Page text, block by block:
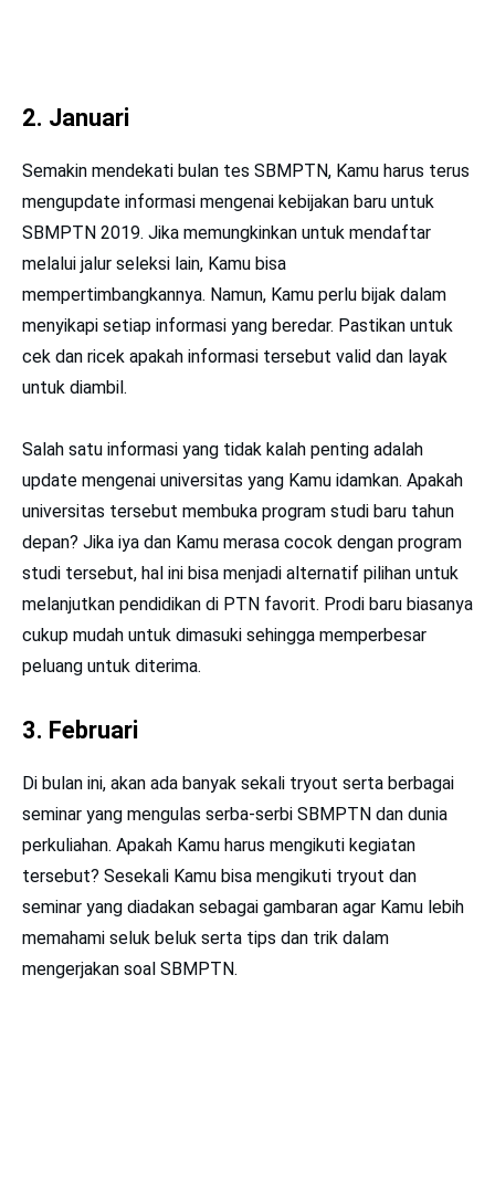
2. Januari
Semakin mendekati bulan tes SBMPTN, Kamu harus terus
mengupdate informasi mengenai kebijakan baru untuk
SBMPTN 2019. Jika memungkinkan untuk mendaftar
melalui jalur seleksi lain, Kamu bisa
mempertimbangkannya. Namun, Kamu perlu bijak dalam
menyikapi setiap informasi yang beredar. Pastikan untuk
cek dan ricek apakah informasi tersebut valid dan layak
untuk diambil.
Salah satu informasi yang tidak kalah penting adalah
update mengenai universitas yang Kamu idamkan. Apakah
universitas tersebut membuka program studi baru tahun
depan? Jika iya dan Kamu merasa cocok dengan program
studi tersebut, hal ini bisa menjadi alternatif pilihan untuk
melanjutkan pendidikan di PTN favorit. Prodi baru biasanya
cukup mudah untuk dimasuki sehingga memperbesar
peluang untuk diterima.
3. Februari
Di bulan ini, akan ada banyak sekali tryout serta berbagai
seminar yang mengulas serba-serbi SBMPTN dan dunia
perkuliahan. Apakah Kamu harus mengikuti kegiatan
tersebut? Sesekali Kamu bisa mengikuti tryout dan
seminar yang diadakan sebagai gambaran agar Kamu lebih
memahami seluk beluk serta tips dan trik dalam
mengerjakan soal SBMPTN.